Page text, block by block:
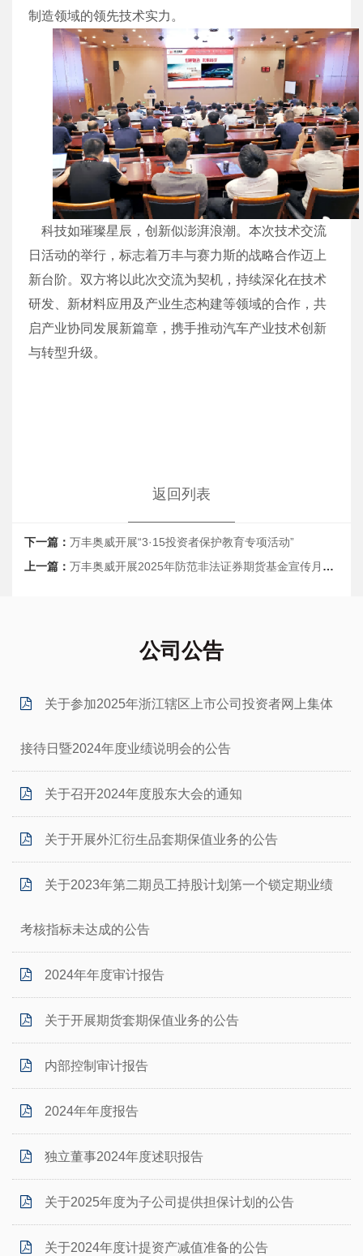
制造领域的领先技术实力。
科技如璀璨星辰，创新似澎湃浪潮。本次技术交流
日活动的举行，标志着万丰与赛力斯的战略合作迈上
新台阶。双方将以此次交流为契机，持续深化在技术
研发、新材料应用及产业生态构建等领域的合作，共
启产业协同发展新篇章，携手推动汽车产业技术创新
与转型升级。
返回列表
下一篇： 万丰奥威开展“3·15投资者保护教育专项活动”
上一篇： 万丰奥威开展2025年防范非法证券期货基金宣传月活动
公司公告
关于参加2025年浙江辖区上市公司投资者网上集体
接待日暨2024年度业绩说明会的公告
关于召开2024年度股东大会的通知
关于开展外汇衍生品套期保值业务的公告
关于2023年第二期员工持股计划第一个锁定期业绩
考核指标未达成的公告
2024年年度审计报告
关于开展期货套期保值业务的公告
内部控制审计报告
2024年年度报告
独立董事2024年度述职报告
关于2025年度为子公司提供担保计划的公告
关于2024年度计提资产减值准备的公告